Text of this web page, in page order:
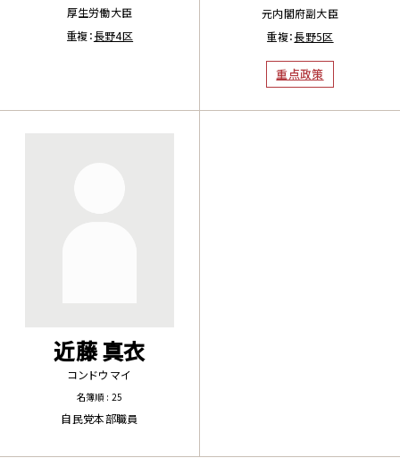
厚生労働大臣
重複：長野4区
元内閣府副大臣
重複：長野5区
重点政策
近藤 真衣
コンドウ マイ
名簿順 : 25
自民党本部職員